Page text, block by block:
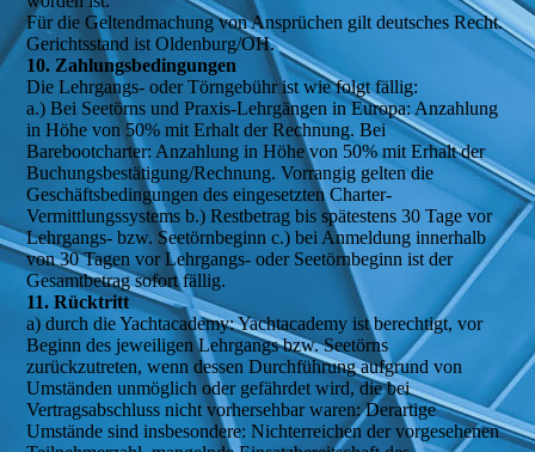
Für die Geltendmachung von Ansprüchen gilt deutsches Recht.
Gerichtsstand ist Oldenburg/OH.
10. Zahlungsbedingungen
Die Lehrgangs- oder Törngebühr ist wie folgt fällig:
a.) Bei Seetörns und Praxis-Lehrgängen in Europa: Anzahlung
in Höhe von 50% mit Erhalt der Rechnung. Bei
Barebootcharter: Anzahlung in Höhe von 50% mit Erhalt der
Buchungsbestätigung/Rechnung. Vorrangig gelten die
Geschäftsbedingungen des eingesetzten Charter-
Vermittlungssystems b.) Restbetrag bis spätestens 30 Tage vor
Lehrgangs- bzw. Seetörnbeginn c.) bei Anmeldung innerhalb
von 30 Tagen vor Lehrgangs- oder Seetörnbeginn ist der
Gesamtbetrag sofort fällig.
11. Rücktritt
a) durch die Yachtacademy: Yachtacademy ist berechtigt, vor
Beginn des jeweiligen Lehrgangs bzw. Seetörns
zurückzutreten, wenn dessen Durchführung aufgrund von
Umständen unmöglich oder gefährdet wird, die bei
Vertragsabschluss nicht vorhersehbar waren: Derartige
Umstände sind insbesondere: Nichterreichen der vorgesehenen